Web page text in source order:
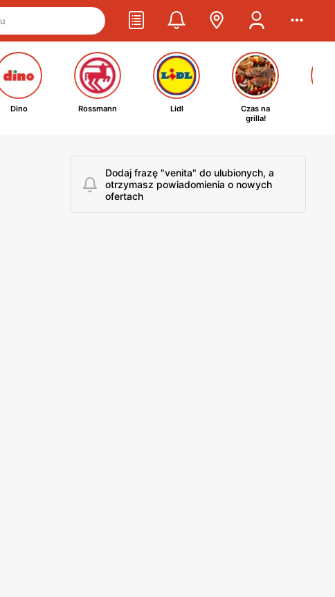
Dino Rossmann Lidl
Czas na
grilla!
Dodaj frazę "venita" do ulubionych, a
otrzymasz powiadomienia o nowych
ofertach